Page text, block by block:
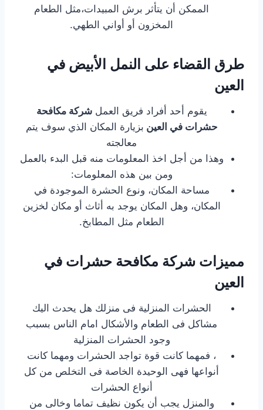
الممكن أن يتأثر برش المبيدات،مثل الطعام
المخزون أو أواني الطهي.
طرق القضاء على النمل الأبيض في
العين
يقوم أحد أفراد فريق العملشركة مكافحة
حشرات في العين بزيارة المكان الذي سوف يتم
معالجته
وهذا من أجل اخذ المعلومات منه قبل البدء بالعمل
ومن بين هذه المعلومات:
مساحة المكان، ونوع الحشرة الموجودة في
المكان، وهل المكان يوجد به أثاث أو مكان لخزين
الطعام مثل المطابخ.
مميزات شركة مكافحة حشرات في
العين
الحشرات المنزلية فى منزلك هل يحدث اليك
مشاكل فى الطعام والأشكال امام الناس بسبب
وجود الحشرات المنزلية
، فمهما كانت قوة تواجد الحشرات ومهما كانت
أنواعها فهى الوحيدة الخاصة فى التخلص من كل
أنواع الحشرات
والمنزل يجب أن يكون نظيف تماما وخالى من